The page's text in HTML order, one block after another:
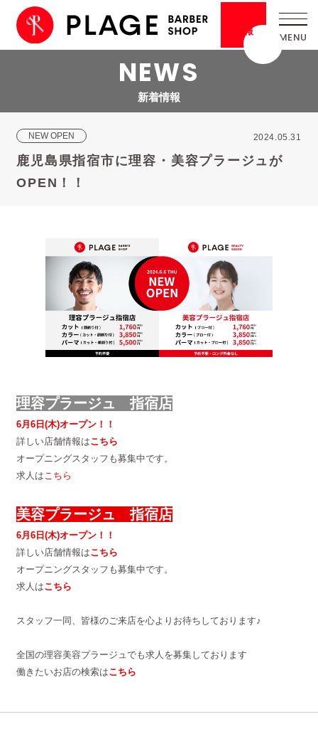
情報
NEWS
新着情報
NEW OPEN
鹿児島県指宿市に理容・美容プラージュが
OPEN！！
2024.05.31
理容プラージュ 指宿店
6月6日(木)オープン！！
詳しい店舗情報はこちら
オープニングスタッフも募集中です。
求人は こちら
美容プラージュ 指宿店
6月6日(木)オープン！！
詳しい店舗情報はこちら
オープニングスタッフも募集中です。
求人はこちら
スタッフ一同、皆様のご来店を心よりお待ちしております♪
全国の理容美容プラージュでも求人を募集しております
働きたいお店の検索はこちら